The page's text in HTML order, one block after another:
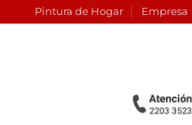
Pintura de Hogar Empresa